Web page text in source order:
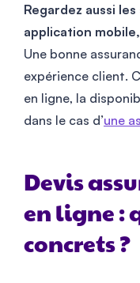
Regardez aussi
application
Une bonne
expérience client.
en ligne, la
dans le cas d’une
Devis
en ligne :
concrets ?